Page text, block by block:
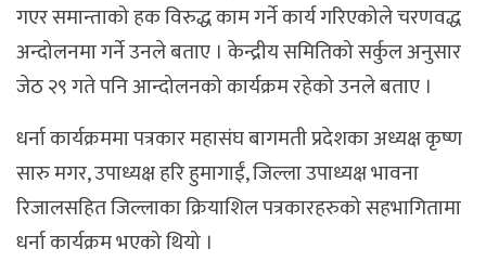
गएर समान्ताको हक विरुद्ध काम गर्ने कार्य गरिएकोले चरणवद्ध
अन्दोलनमा गर्ने उनले बताए । केन्द्रीय समितिको सर्कुल अनुसार
जेठ २९ गते पनि आन्दोलनको कार्यक्रम रहेको उनले बताए ।
धर्ना कार्यक्रममा पत्रकार महासंघ बागमती प्रदेशका अध्यक्ष कृष्ण
सारु मगर, उपाध्यक्ष हरि हुमागाईं, जिल्ला उपाध्यक्ष भावना
रिजालसहित जिल्लाका क्रियाशिल पत्रकारहरुको सहभागितामा
धर्ना कार्यक्रम भएको थियो ।